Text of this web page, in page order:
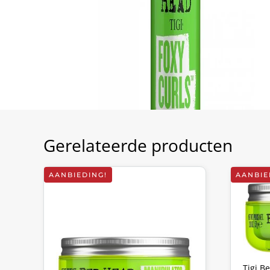
Gerelateerde producten
AANBIEDING!